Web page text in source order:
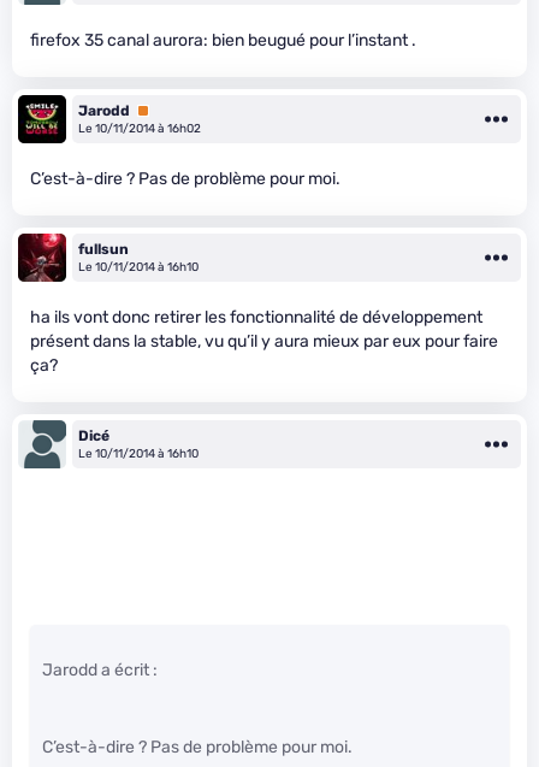
firefox 35 canal aurora: bien beugué pour l’instant .
Jarodd
Premium
Le 10/11/2014 à 16h02
C’est-à-dire ? Pas de problème pour moi.
fullsun
Le 10/11/2014 à 16h10
ha ils vont donc retirer les fonctionnalité de développement
présent dans la stable, vu qu’il y aura mieux par eux pour faire
ça?
Dicé
Le 10/11/2014 à 16h10
Jarodd a écrit :
C’est-à-dire ? Pas de problème pour moi.